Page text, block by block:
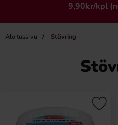
9,90kr/kpl
Aloitussivu Stövring